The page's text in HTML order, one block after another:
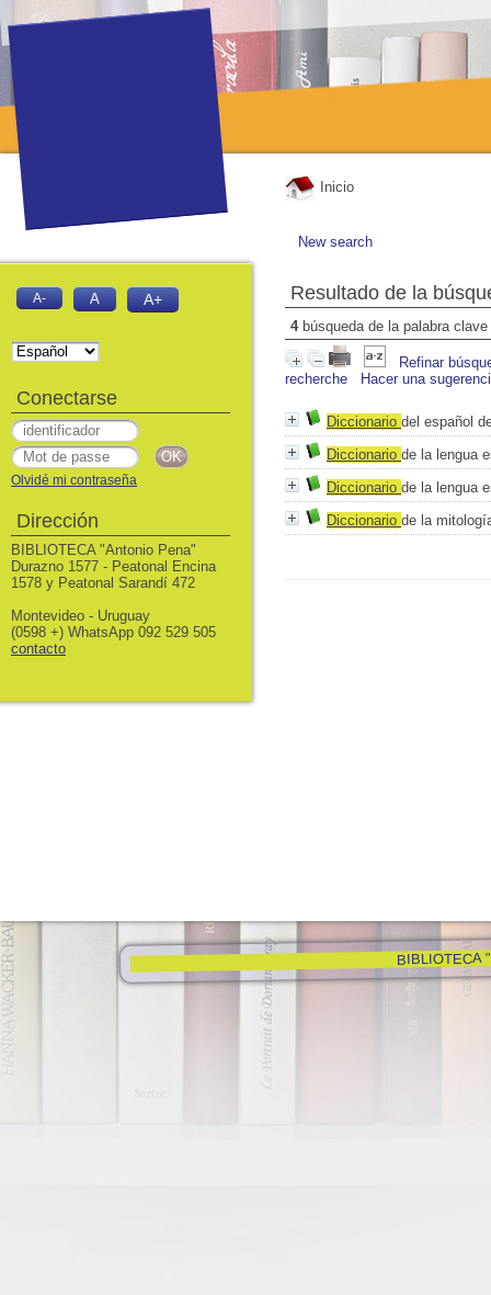
Inicio
New search
Resultado de la
4búsqueda de la palabra clave
Refinar
recherche
Hacer una
Diccionario del español
Diccionario de la lengua
Diccionario de la lengua
Diccionario de la
BIBLIOTECA
A- A A+
Conectarse
Olvidé mi contraseña
Dirección
BIBLIOTECA "Antonio Pena"
Durazno 1577 - Peatonal Encina
1578 y Peatonal Sarandí 472
Montevideo - Uruguay
(0598 +) WhatsApp 092 529 505
contacto